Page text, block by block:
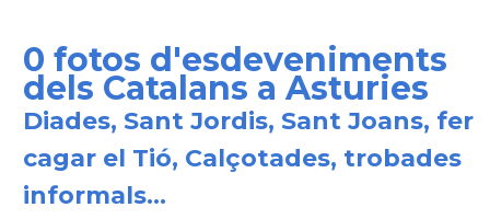
0 fotos d'esdeveniments
dels Catalans a Asturies
Diades, Sant Jordis, Sant Joans, fer
cagar el Tió, Calçotades, trobades
informals...